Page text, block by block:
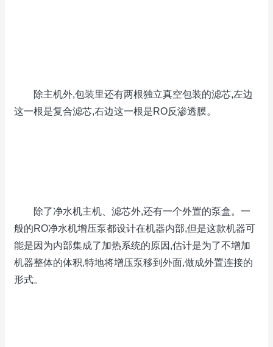
除主机外,包装里还有两根独立真空包装的滤芯,左边
这一根是复合滤芯,右边这一根是RO反渗透膜。
除了净水机主机、滤芯外,还有一个外置的泵盒。一
般的RO净水机增压泵都设计在机器内部,但是这款机器可
能是因为内部集成了加热系统的原因,估计是为了不增加
机器整体的体积,特地将增压泵移到外面,做成外置连接的
形式。